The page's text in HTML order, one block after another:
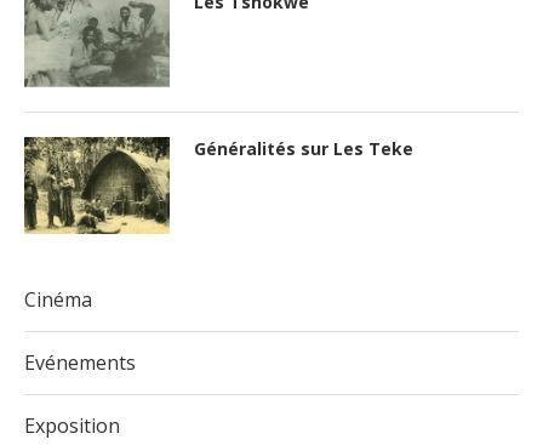
Généralités sur Les Teke
Cinéma
Evénements
Exposition